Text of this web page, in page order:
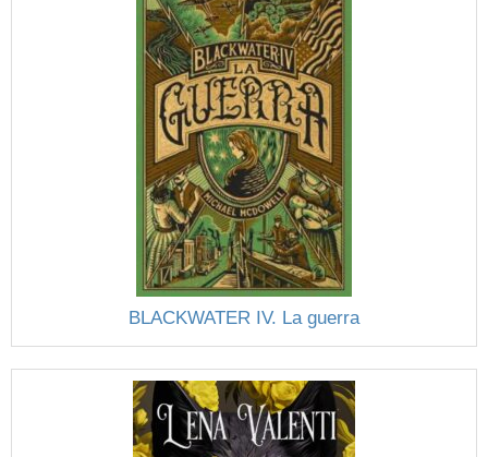
BLACKWATER IV. La guerra